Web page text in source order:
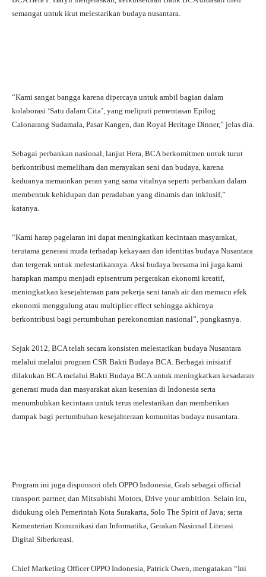
semangat untuk ikut melestarikan budaya nusantara.
“Kami sangat bangga karena dipercaya untuk ambil bagian dalam
kolaborasi ‘Satu dalam Cita’, yang meliputi pementasan Epilog
Calonarang Sudamala, Pasar Kangen, dan Royal Heritage Dinner,” jelas dia.
Sebagai perbankan nasional, lanjut Hera, BCA berkomitmen untuk turut
berkontribusi memelihara dan merayakan seni dan budaya, karena
keduanya memainkan peran yang sama vitalnya seperti perbankan dalam
membentuk kehidupan dan peradaban yang dinamis dan inklusif,”
katanya.
“Kami harap pagelaran ini dapat meningkatkan kecintaan masyarakat,
terutama generasi muda terhadap kekayaan dan identitas budaya Nusantara
dan tergerak untuk melestarikannya. Aksi budaya bersama ini juga kami
harapkan mampu menjadi episentrum pergerakan ekonomi kreatif,
meningkatkan kesejahteraan para pekerja seni tanah air dan memacu efek
ekonomi menggulung atau multiplier effect sehingga akhirnya
berkontribusi bagi pertumbuhan perekonomian nasional”, pungkasnya.
Sejak 2012, BCA telah secara konsisten melestarikan budaya Nusantara
melalui melalui program CSR Bakti Budaya BCA. Berbagai inisiatif
dilakukan BCA melalui Bakti Budaya BCA untuk meningkatkan kesadaran
generasi muda dan masyarakat akan kesenian di Indonesia serta
menumbuhkan kecintaan untuk terus melestarikan dan memberikan
dampak bagi pertumbuhan kesejahteraan komunitas budaya nusantara.
Program ini juga disponsori oleh OPPO Indonesia, Grab sebagai official
transport partner, dan Mitsubishi Motors, Drive your ambition. Selain itu,
didukung oleh Pemerintah Kota Surakarta, Solo The Spirit of Java; serta
Kementerian Komunikasi dan Informatika, Gerakan Nasional Literasi
Digital Siberkreasi.
Chief Marketing Officer OPPO Indonesia, Patrick Owen, mengatakan “Ini